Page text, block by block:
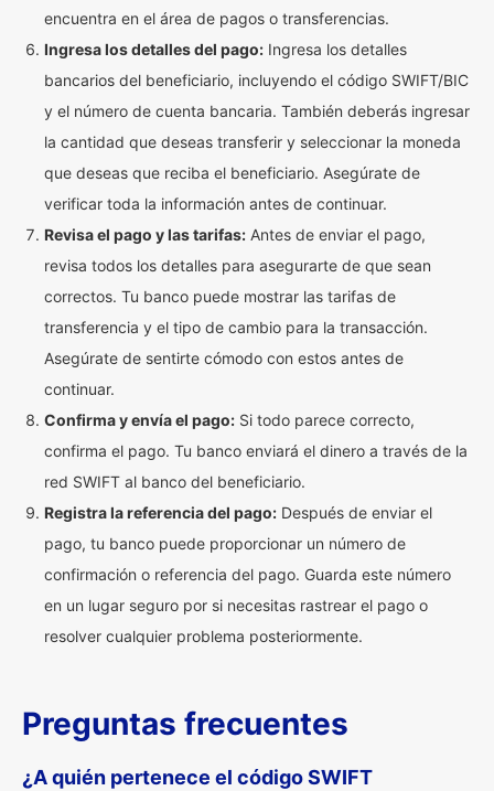
encuentra en el área de pagos o transferencias.
Ingresa los detalles del pago: Ingresa los detalles
bancarios del beneficiario, incluyendo el código SWIFT/BIC
y el número de cuenta bancaria. También deberás ingresar
la cantidad que deseas transferir y seleccionar la moneda
que deseas que reciba el beneficiario. Asegúrate de
verificar toda la información antes de continuar.
Revisa el pago y las tarifas: Antes de enviar el pago,
revisa todos los detalles para asegurarte de que sean
correctos. Tu banco puede mostrar las tarifas de
transferencia y el tipo de cambio para la transacción.
Asegúrate de sentirte cómodo con estos antes de
continuar.
Confirma y envía el pago: Si todo parece correcto,
confirma el pago. Tu banco enviará el dinero a través de la
red SWIFT al banco del beneficiario.
Registra la referencia del pago: Después de enviar el
pago, tu banco puede proporcionar un número de
confirmación o referencia del pago. Guarda este número
en un lugar seguro por si necesitas rastrear el pago o
resolver cualquier problema posteriormente.
Preguntas frecuentes
¿A quién pertenece el código SWIFT